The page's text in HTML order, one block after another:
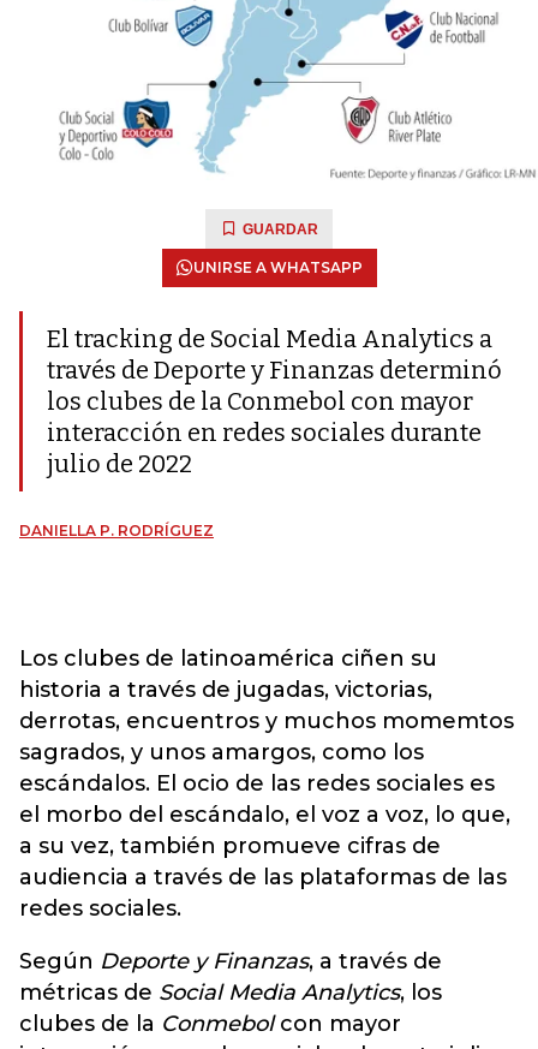
GUARDAR
UNIRSE A WHATSAPP
El tracking de Social Media Analytics a
través de Deporte y Finanzas determinó
los clubes de la Conmebol con mayor
interacción en redes sociales durante
julio de 2022
DANIELLA P. RODRÍGUEZ
Los clubes de latinoamérica ciñen su
historia a través de jugadas, victorias,
derrotas, encuentros y muchos momemtos
sagrados, y unos amargos, como los
escándalos. El ocio de las redes sociales es
el morbo del escándalo, el voz a voz, lo que,
a su vez, también promueve cifras de
audiencia a través de las plataformas de las
redes sociales.
Según Deporte y Finanzas, a través de
métricas de Social Media Analytics, los
clubes de la Conmebolcon mayor